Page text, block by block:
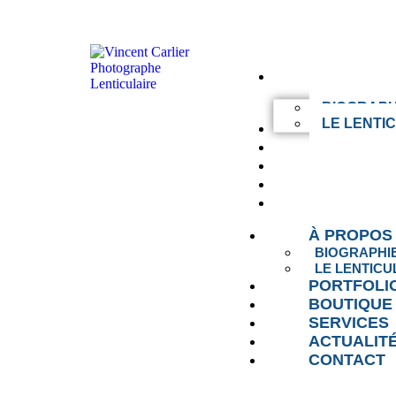
LE
PORTFOLIO
À PROPOS
LE
BOUTIQUE
SERVICES
CONTACT